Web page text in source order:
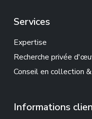
Services
Expertise
Recherche privée
Conseil en collection
Informations